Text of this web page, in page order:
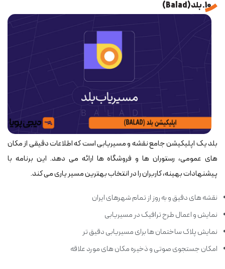
10. بلد (Balad)
بلد یک اپلیکیشن جامع نقشه و مسیریابی است که اطلاعات دقیقی از مکان
های عمومی، رستوران ها و فروشگاه ها ارائه می دهد. این برنامه با
پیشنهادات بهینه، کاربران را در انتخاب بهترین مسیر یاری می کند.
نقشه های دقیق و به روز از تمام شهرهای ایران
نمایش و اعمال طرح ترافیک در مسیریابی
نمایش پلاک ساختمان ها برای مسیریابی دقیق تر
امکان جستجوی صوتی و ذخیره مکان های مورد علاقه